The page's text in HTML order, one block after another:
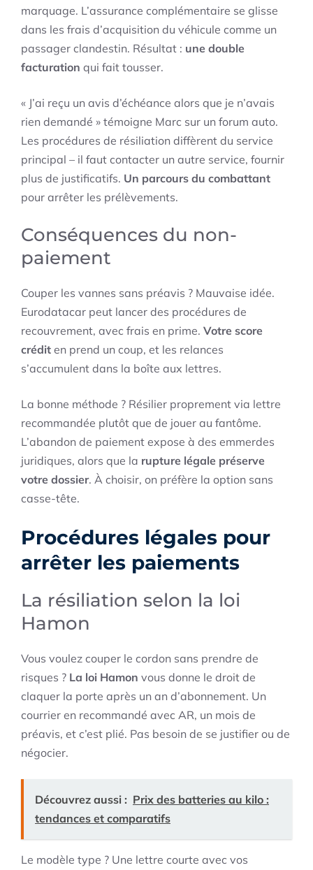
marquage. L’assurance complémentaire se glisse
dans les frais d’acquisition du véhicule comme un
passager clandestin. Résultat : une double
facturation qui fait tousser.
« J’ai reçu un avis d’échéance alors que je n’avais
rien demandé » témoigne Marc sur un forum auto.
Les procédures de résiliation diffèrent du service
principal – il faut contacter un autre service, fournir
plus de justificatifs. Un parcours du combattant
pour arrêter les prélèvements.
Conséquences du non-
paiement
Couper les vannes sans préavis ? Mauvaise idée.
Eurodatacar peut lancer des procédures de
recouvrement, avec frais en prime. Votre score
crédit en prend un coup, et les relances
s’accumulent dans la boîte aux lettres.
La bonne méthode ? Résilier proprement via lettre
recommandée plutôt que de jouer au fantôme.
L’abandon de paiement expose à des emmerdes
juridiques, alors que la rupture légale préserve
votre dossier. À choisir, on préfère la option sans
casse-tête.
Procédures légales pour
arrêter les paiements
La résiliation selon la loi
Hamon
Vous voulez couper le cordon sans prendre de
risques ? La loi Hamon vous donne le droit de
claquer la porte après un an d’abonnement. Un
courrier en recommandé avec AR, un mois de
préavis, et c’est plié. Pas besoin de se justifier ou de
négocier.
Découvrez aussi : Prix des batteries au kilo :
tendances et comparatifs
Le modèle type ? Une lettre courte avec vos